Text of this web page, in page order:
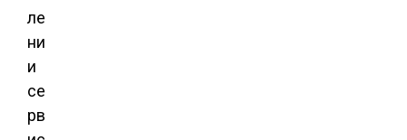
ле
ни
и
се
рв